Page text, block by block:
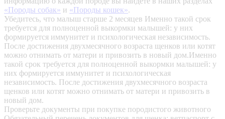
«Породы собак» и «Породы кошек».
Убедитесь, что малыш старше 2 месяцев Именно такой срок
требуется для полноценной выкормки малышей: у них
формируется иммунитет и психологическая независимость.
После достижения двухмесячного возраста щенков или котят
можно отнимать от матери и привозить в новый дом.Именно
такой срок требуется для полноценной выкормки малышей: у
них формируется иммунитет и психологическая
независимость. После достижения двухмесячного возраста
щенков или котят можно отнимать от матери и привозить в
новый дом.
Проверьте документы при покупке породистого животного